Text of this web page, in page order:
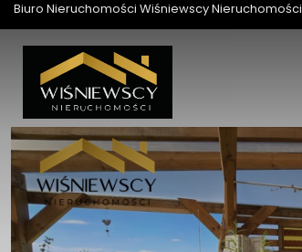
Biuro Nieruchomości Wiśniewscy Nieruchomości